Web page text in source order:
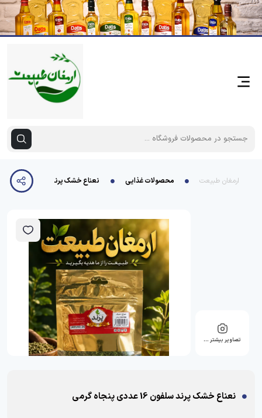
ارمغان طبیعت محصولات غذایی نعناع خشک پرند سلفون 16 عددی پنجاه گرمی
تصاویر بیشتر …
نعناع خشک پرند سلفون 16 عددی پنجاه گرمی